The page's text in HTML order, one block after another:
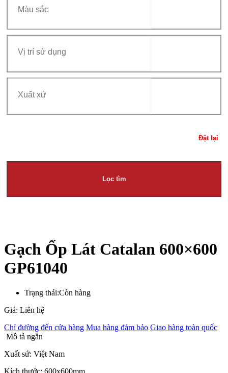
Đặt lại
Lọc tìm
Gạch Ốp Lát Catalan 600×600
GP61040
Trạng thái:Còn hàng
Giá: Liên hệ
Chỉ đường đến cửa hàng Mua hàng đảm bảo Giao hàng toàn quốc
Mô tả ngắn
Xuất sứ: Việt Nam
Kích thước: 600x600mm